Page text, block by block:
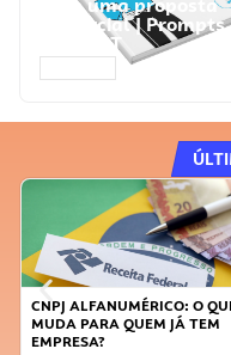
Faça uma proposta
comercial | Prompts
ChatGPT
CNPJ ALFANUMÉRICO: O
MUDA PARA QUEM JÁ TEM
EMPRESA?